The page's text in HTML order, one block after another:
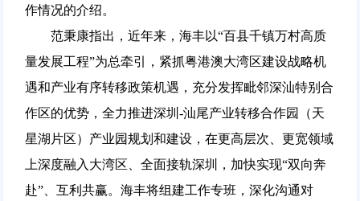
作情况的介绍。
范秉康指出，近年来，海丰以“百县千镇万村高质
量发展工程”为总牵引，紧抓粤港澳大湾区建设战略机
遇和产业有序转移政策机遇，充分发挥毗邻深汕特别合
作区的优势，全力推进深圳-汕尾产业转移合作园（天
星湖片区）产业园规划和建设，在更高层次、更宽领域
上深度融入大湾区、全面接轨深圳，加快实现“双向奔
赴”、互利共赢。海丰将组建工作专班，深化沟通对